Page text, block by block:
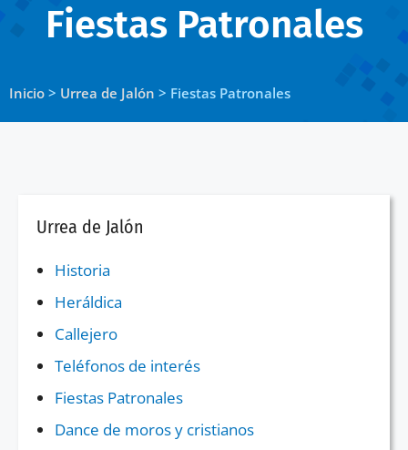
Fiestas Patronales
Inicio > Urrea de Jalón > Fiestas Patronales
Urrea de Jalón
Historia
Heráldica
Callejero
Teléfonos de interés
Fiestas Patronales
Dance de moros y cristianos